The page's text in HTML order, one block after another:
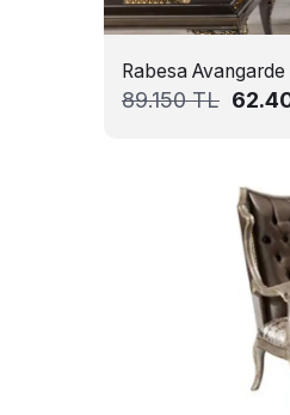
Rabesa
89.150TL